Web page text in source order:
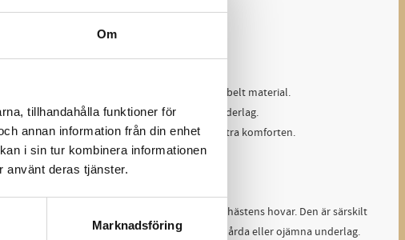
Om
tillhandahålla funktioner för
annan information från din enhet
i sin tur kombinera informationen
använt deras tjänster.
Marknadsföring
& Egenskaper
flapsula tillverkad av slitstarkt och flexibelt material.
dämpning och skydd för hoven vid tuffa underlag.
för att minska tryck och stötar samt förbättra komforten.
används som stötdämpning och skydd för hästens hovar. Den är särskilt
med känsliga hovar eller de som rids på hårda eller ojämna underlag.